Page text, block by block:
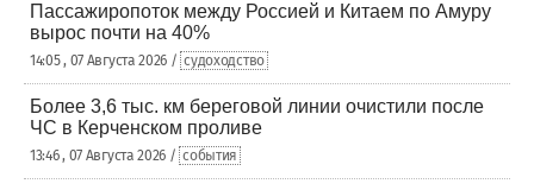
Пассажиропоток между Россией и Китаем по Амуру
вырос почти на 40%
14:05 , 07 Августа 2026 / судоходство
Более 3,6 тыс. км береговой линии очистили после
ЧС в Керченском проливе
13:46 , 07 Августа 2026 / события